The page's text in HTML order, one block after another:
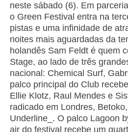
neste sábado (6). Em
o Green Festival entra na
pistas e uma infinidade de
noites mais aguardadas da
holandês Sam Feldt é quem
Stage, ao lado de três
nacional: Chemical Surf,
palco principal do Club
Ellie Klotz, Raul Mendes e
radicado em Londres,
Underline_. O palco Lagoon
air do festival recebe um